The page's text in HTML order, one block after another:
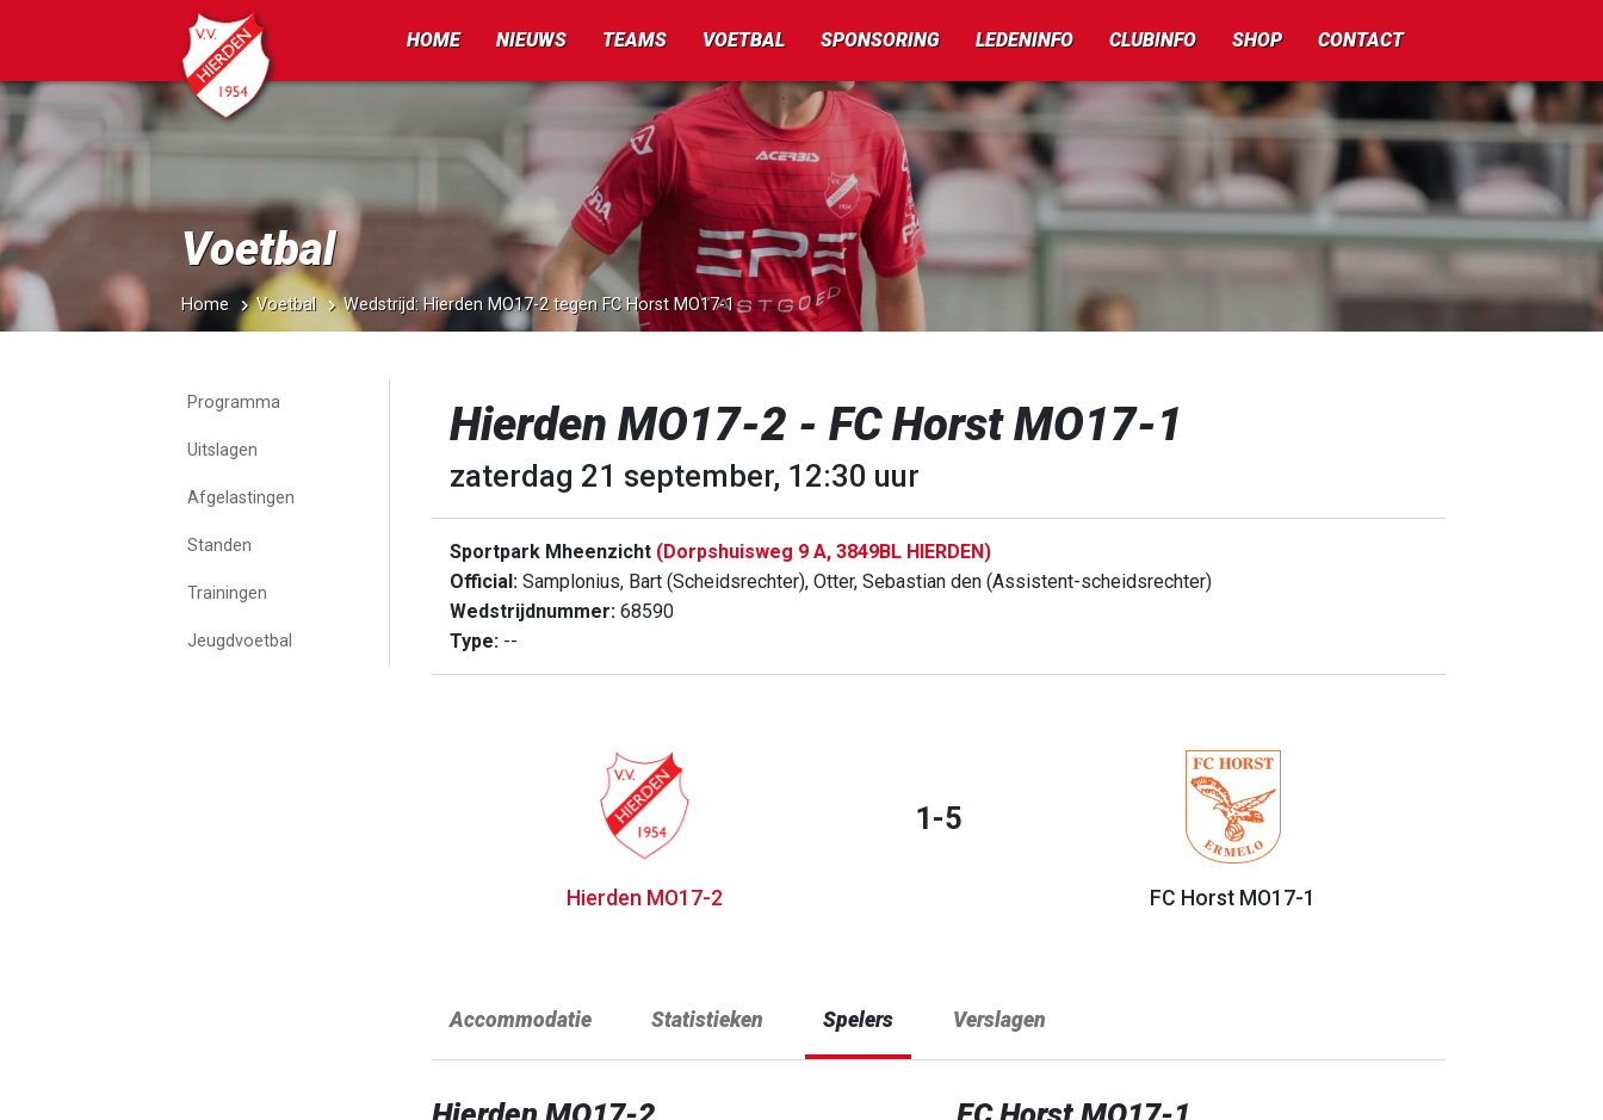
HOME NIEUWS TEAMS VOETBAL SPONSORING LEDENINFO CLUBINFO SHOP CONTACT
Voetbal
Home Voetbal Wedstrijd: Hierden MO17-2 tegen FC Horst MO17-1
Programma
Uitslagen
Afgelastingen
Standen
Trainingen
Jeugdvoetbal
Hierden MO17-2 - FC Horst MO17-1
zaterdag 21 september, 12:30 uur
Sportpark Mheenzicht (Dorpshuisweg 9 A, 3849BL HIERDEN)
Official: Samplonius, Bart (Scheidsrechter), Otter, Sebastian den (Assistent-scheidsrechter)
Wedstrijdnummer: 68590
Type: --
Hierden MO17-2
1-5
FC Horst MO17-1
Accommodatie Statistieken Spelers Verslagen